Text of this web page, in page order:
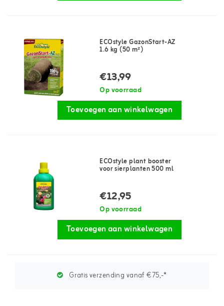
ECOstyle GazonStart-AZ
1.6 kg (50 m²)
€13,99
Op voorraad
Toevoegen aan winkelwagen
ECOstyle plant booster
voor sierplanten 500 ml
€12,95
Op voorraad
Toevoegen aan winkelwagen
Gratis verzending vanaf €75,-*